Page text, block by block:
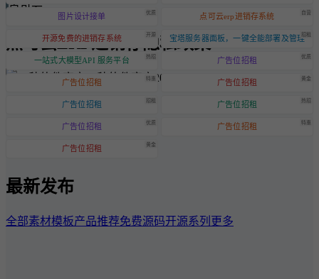
点可云
点可云ERP进销存隐私政策
一秒软件官方2024-6-20
图片设计接单 优质 点可云erp进销存系统 自营
开源免费的进销存系统 开源 宝塔服务器面板，一键全能部署及管理招租
一站式大模型API 服务平台 热招 广告位招租 优质
广告位招租 特惠 广告位招租 黄金
广告位招租 招租 广告位招租 热招
广告位招租 优质 广告位招租 特惠
广告位招租 黄金
最新发布
全部素材模板产品推荐免费源码开源系列 更多